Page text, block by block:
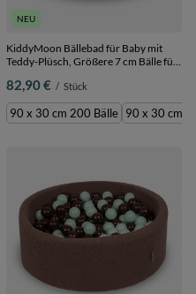
Bälle
NEU
KiddyMoon Bällebad für Baby mit
Teddy-Plüsch, Größere 7 cm Bälle für
Abnehmbarer Bezug, Creme:
Pastellbeige/Braun/Perle, 90 x 30 cm
200 Bälle
82,90 € / Stück
90 x 30 cm 200 Bälle 90 x 30 cm